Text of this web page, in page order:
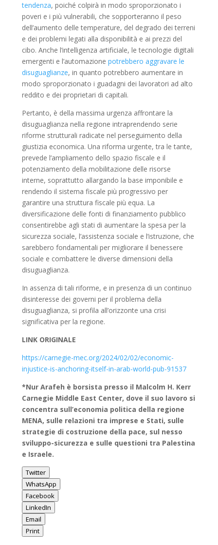
tendenza, poiché colpirà in modo sproporzionato i
poveri e i più vulnerabili, che sopporteranno il peso
dell’aumento delle temperature, del degrado dei terreni
e dei problemi legati alla disponibilità e ai prezzi del
cibo. Anche l’intelligenza artificiale, le tecnologie digitali
emergenti e l’automazione potrebbero aggravare le
disuguaglianze, in quanto potrebbero aumentare in
modo sproporzionato i guadagni dei lavoratori ad alto
reddito e dei proprietari di capitali.
Pertanto, è della massima urgenza affrontare la
disuguaglianza nella regione intraprendendo serie
riforme strutturali radicate nel perseguimento della
giustizia economica. Una riforma urgente, tra le tante,
prevede l’ampliamento dello spazio fiscale e il
potenziamento della mobilitazione delle risorse
interne, soprattutto allargando la base imponibile e
rendendo il sistema fiscale più progressivo per
garantire una struttura fiscale più equa. La
diversificazione delle fonti di finanziamento pubblico
consentirebbe agli stati di aumentare la spesa per la
sicurezza sociale, l’assistenza sociale e l’istruzione, che
sarebbero fondamentali per migliorare il benessere
sociale e combattere le diverse dimensioni della
disuguaglianza.
In assenza di tali riforme, e in presenza di un continuo
disinteresse dei governi per il problema della
disuguaglianza, si profila all’orizzonte una crisi
significativa per la regione.
LINK ORIGINALE
https://carnegie-mec.org/2024/02/02/economic-
injustice-is-anchoring-itself-in-arab-world-pub-91537
*Nur Arafeh è borsista presso il Malcolm H. Kerr
Carnegie Middle East Center, dove il suo lavoro si
concentra sull’economia politica della regione
MENA, sulle relazioni tra imprese e Stati, sulle
strategie di costruzione della pace, sul nesso
sviluppo-sicurezza e sulle questioni tra Palestina
e Israele.
Twitter
WhatsApp
Facebook
LinkedIn
Email
Print